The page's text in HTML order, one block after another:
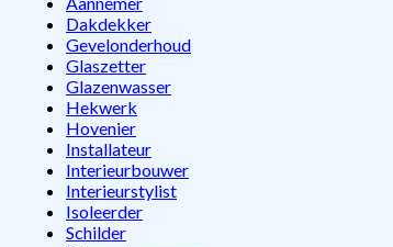
Dakdekker
Gevelonderhoud
Glaszetter
Glazenwasser
Hekwerk
Hovenier
Installateur
Interieurbouwer
Interieurstylist
Isoleerder
Schilder